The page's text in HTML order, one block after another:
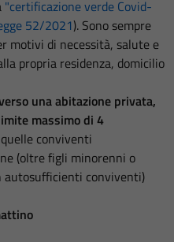
"certificazione verde Covid-
52/2021). Sono sempre
motivi di necessità, salute e
propria residenza, domicilio
una abitazione privata,
massimo di 4
conviventi
(oltre figli minorenni o
autosufficienti conviventi)